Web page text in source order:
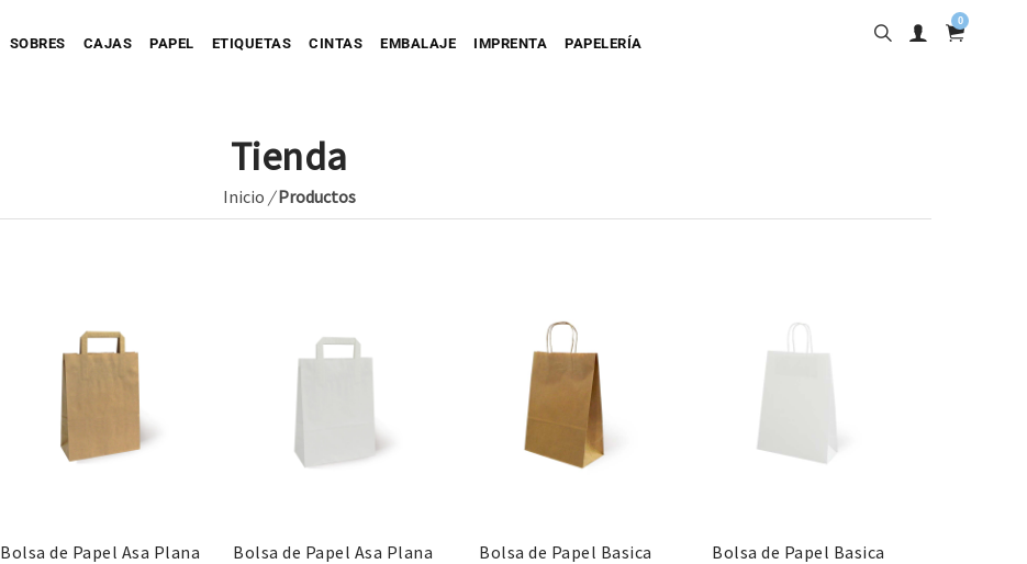
0
SOBRES
Personaliza tu Sobre
CAJAS
Personaliza tu Caja Caja automontable
PAPEL ETIQUETAS
Etiqueta Adhesiva
Etiqueta Colgante
Etiqueta Cartulina
CINTAS EMBALAJE
Personaliza tu Precinto
IMPRENTA PAPELERÍA
Tienda
Inicio /Productos
Bolsa de Papel Asa Plana
Bolsa de Papel Asa Plana
Bolsa de Papel Basica
Bolsa de Papel Basica